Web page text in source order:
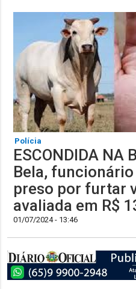
Polícia
ESCONDIDA NA
Bela,
preso por furtar
avaliada em R$
01/07/2024 - 13:46